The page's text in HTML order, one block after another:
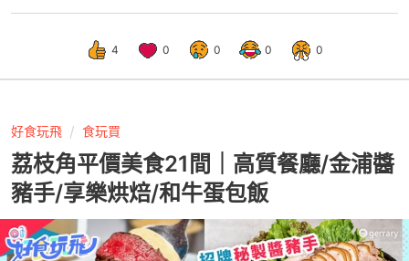
4 0 0 0 0
好食玩飛 食玩買
荔枝角平價美食21間｜高質餐廳/金浦醬
豬手/享樂烘焙/和牛蛋包飯